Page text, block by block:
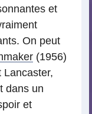
et
On peut
(1956)
Lancaster,
dans un
et